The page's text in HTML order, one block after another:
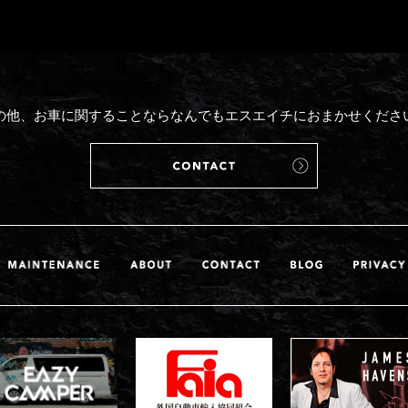
他、お車に関することならなんでもエスエイチにおまかせくださ